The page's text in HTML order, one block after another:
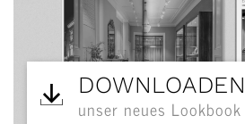
DOWNLOADEN
unser neues Lookbook